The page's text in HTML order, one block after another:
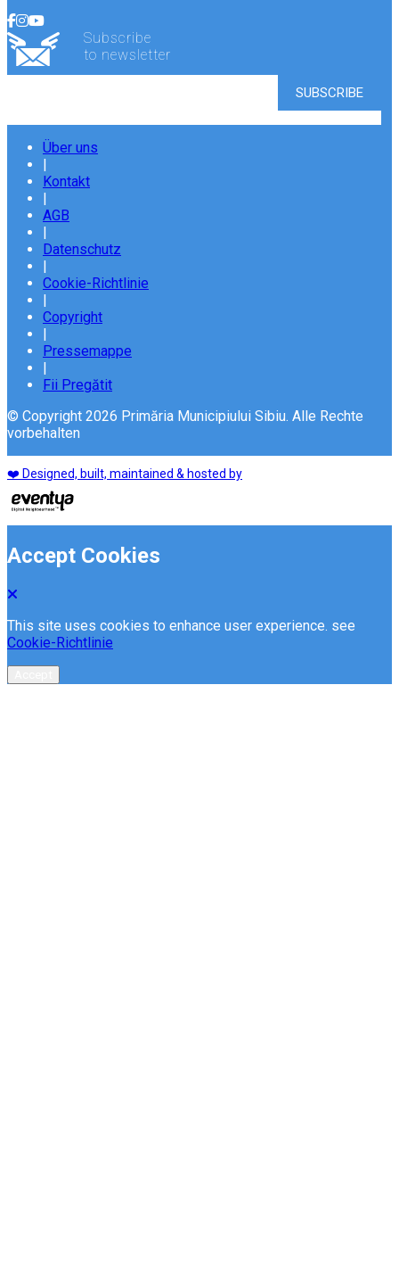
Subscribe
to newsletter
Über uns
|
Kontakt
|
AGB
|
Datenschutz
|
Cookie-Richtlinie
|
Copyright
|
Pressemappe
|
Fii Pregătit
© Copyright 2026 Primăria Municipiului Sibiu. Alle Rechte
vorbehalten
❤️ Designed, built, maintained & hosted by
Accept Cookies
This site uses cookies to enhance user experience. see
Cookie-Richtlinie